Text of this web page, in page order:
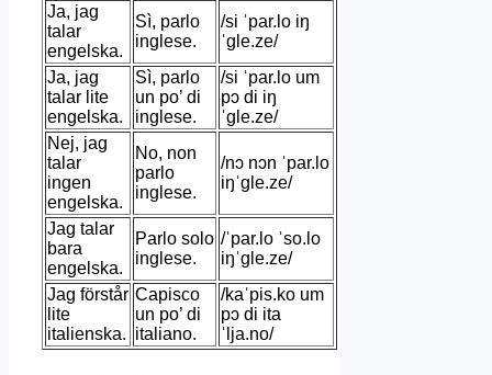
Ja, jag
talar
engelska.
Sì, parlo
inglese.
/si ˈpar.lo iŋ
ˈɡle.ze/
Ja, jag
talar lite
engelska.
Sì, parlo
un po’ di
inglese.
/si ˈpar.lo um
pɔ di iŋ
ˈɡle.ze/
Nej, jag
talar
ingen
engelska.
No, non
parlo
inglese.
/nɔ nɔn ˈpar.lo
iŋˈɡle.ze/
Jag talar
bara
engelska.
Parlo solo
inglese.
/ˈpar.lo ˈso.lo
iŋˈɡle.ze/
Jag förstår
lite
italienska.
Capisco
un po’ di
italiano.
/kaˈpis.ko um
pɔ di ita
ˈlja.no/